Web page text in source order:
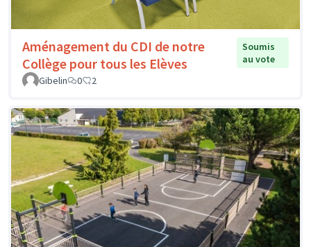
Aménagement du CDI de notre
Collège pour tous les Elèves
Soumis
au vote
Gibelin
0 2